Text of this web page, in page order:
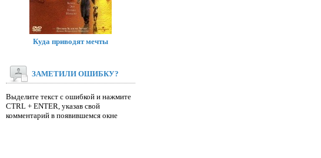
Куда приводят мечты
ЗАМЕТИЛИ ОШИБКУ?
Выделите текст с ошибкой и нажмите
CTRL + ENTER, указав свой
комментарий в появившемся окне